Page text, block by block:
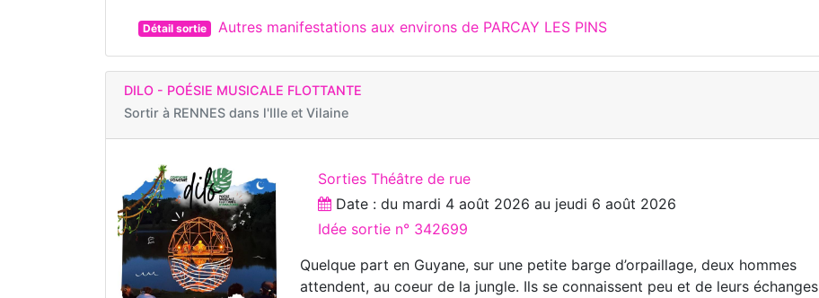
Détail sortie Autres manifestations aux environs de PARCAY LES PINS
DILO - POÉSIE MUSICALE FLOTTANTE
Sortir à RENNES dans l'Ille et Vilaine
Sorties Théâtre de rue
Date : du mardi 4 août 2026 au jeudi 6 août 2026
Idée sortie n° 342699
Quelque part en Guyane, sur une petite barge d’orpaillage, deux hommes
attendent, au coeur de la jungle. Ils se connaissent peu et de leurs échanges